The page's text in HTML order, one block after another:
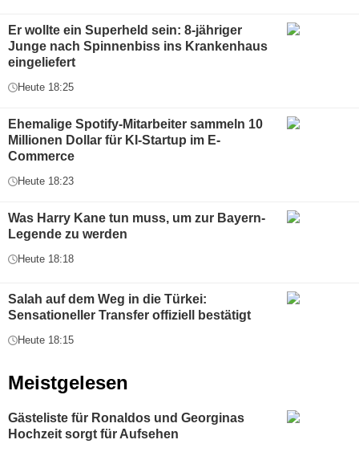
Er wollte ein Superheld sein: 8-jähriger
Junge nach Spinnenbiss ins Krankenhaus
eingeliefert
Heute 18:25
Ehemalige Spotify-Mitarbeiter sammeln 10
Millionen Dollar für KI-Startup im E-
Commerce
Heute 18:23
Was Harry Kane tun muss, um zur Bayern-
Legende zu werden
Heute 18:18
Salah auf dem Weg in die Türkei:
Sensationeller Transfer offiziell bestätigt
Heute 18:15
Meistgelesen
Gästeliste für Ronaldos und Georginas
Hochzeit sorgt für Aufsehen